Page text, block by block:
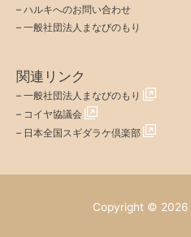
– ハルキへのお問い合わせ
– 一般社団法人まなびのもり
関連リンク
– 一般社団法人まなびのもり
– コイヤ協議会
– 日本全国スギダラケ倶楽部
Copyright © 2026